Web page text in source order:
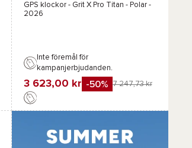
GPS klockor - Grit X Pro Titan - Polar-
2026
Inte föremål för
kampanjerbjudanden.
3 623,00 kr -50% 7 247,73 kr